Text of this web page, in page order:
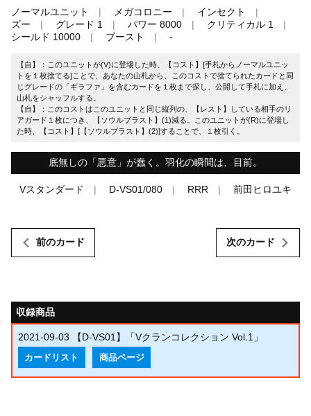
ノーマルユニット メガコロニー
インセクト
ズー
グレード 1 パワー 8000
クリティカル 1
シールド 10000
ブースト -
【自】：このユニットが(V)に登場した時、【コスト】[手札からノーマルユニッ
トを１枚捨てる]ことで、あなたの山札から、このコストで捨てられたカードと同
じグレードの「ギラファ」を含むカードを１枚まで探し、公開して手札に加え、
山札をシャッフルする。
【自】：このコストはこのユニットと同じ縦列の、【レスト】している相手のリ
アガード１枚につき、【ソウルブラスト】(1)減る。このユニットが(R)に登場し
た時、【コスト】[【ソウルブラスト】(2)]することで、１枚引く。
底無しの「悪意」が蠢く。羽化の瞬間は、目前。
Vスタンダード D-VS01/080 RRR 前田ヒロユキ
前のカード 次のカード
収録商品
2021-09-03 【D-VS01】「Vクランコレクション Vol.1」
カードリスト 商品ページ